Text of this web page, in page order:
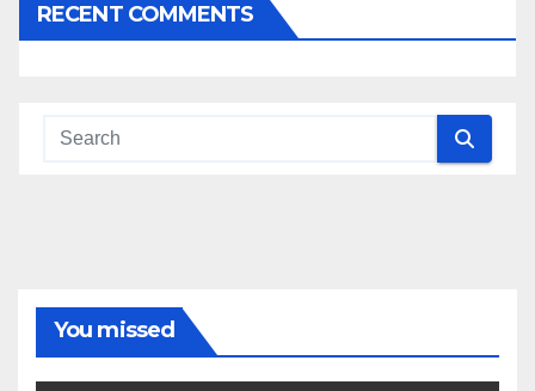
RECENT COMMENTS
You missed